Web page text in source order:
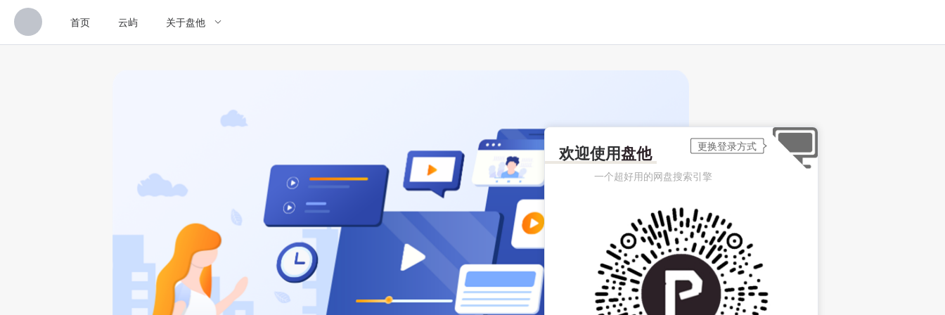
首页 云屿 关于盘他
欢迎使用盘他
一个超好用的网盘搜索引擎